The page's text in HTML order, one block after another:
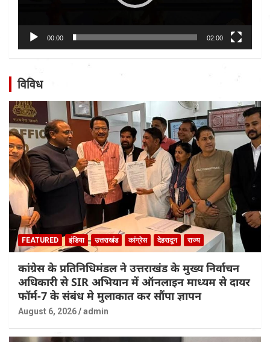
00:00 02:00
विविध
FEATURED इंडिया उत्तराखंड कांग्रेस देहरादून राज्य
कांग्रेस के प्रतिनिधिमंडल ने उत्तराखंड के मुख्य निर्वाचन
अधिकारी से SIR अभियान में ऑनलाइन माध्यम से दायर
फॉर्म-7 के संबंध मे मुलाकात कर सौंपा ज्ञापन
August 6, 2026 admin